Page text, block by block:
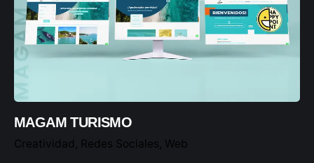
Creación de Links (Link Building)
Optimización de nuevos fragmentos de
código.
Administración de perfiles de vínculo de
retroceso
MAGAM TURISMO
Creatividad Redes Sociales Web